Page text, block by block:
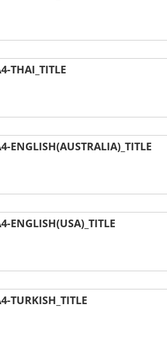
THAI_TITLE
ENGLISH(AUSTRALIA)_TITLE
ENGLISH(USA)_TITLE
TURKISH_TITLE